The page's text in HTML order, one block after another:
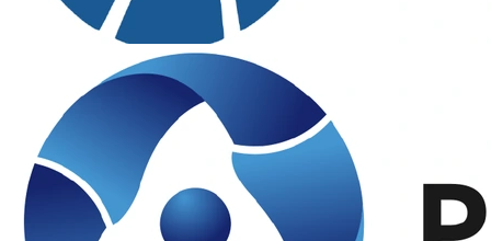
Оценить товар
Отзывов пока нет
Оставьте отзыв о товаре, и после
проверки он появится на странице.